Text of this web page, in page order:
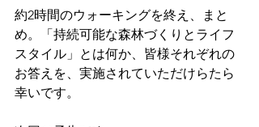
約2時間のウォーキングを終え、まと
め。「持続可能な森林づくりとライフ
スタイル」とは何か、皆様それぞれの
お答えを、実施されていただけらたら
幸いです。